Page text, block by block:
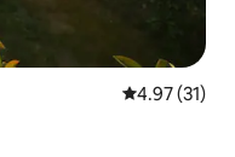
レビュー31
4.97 (31)